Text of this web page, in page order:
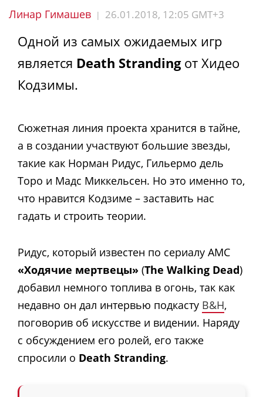
Линар Гимашев | 26.01.2018, 12:05 GMT+3
Одной из самых ожидаемых игр
является Death Strandingот Хидео
Кодзимы.
Сюжетная линия проекта хранится в тайне,
а в создании участвуют большие звезды,
такие как Норман Ридус, Гильермо дель
Торо и Мадс Миккельсен. Но это именно то,
что нравится Кодзиме – заставить нас
гадать и строить теории.
Ридус, который известен по сериалу AMC
«Ходячие мертвецы» (The Walking Dead)
добавил немного топлива в огонь, так как
недавно он дал интервью подкасту B&H,
поговорив об искусстве и видении. Наряду
с обсуждением его ролей, его также
спросили о Death Stranding.